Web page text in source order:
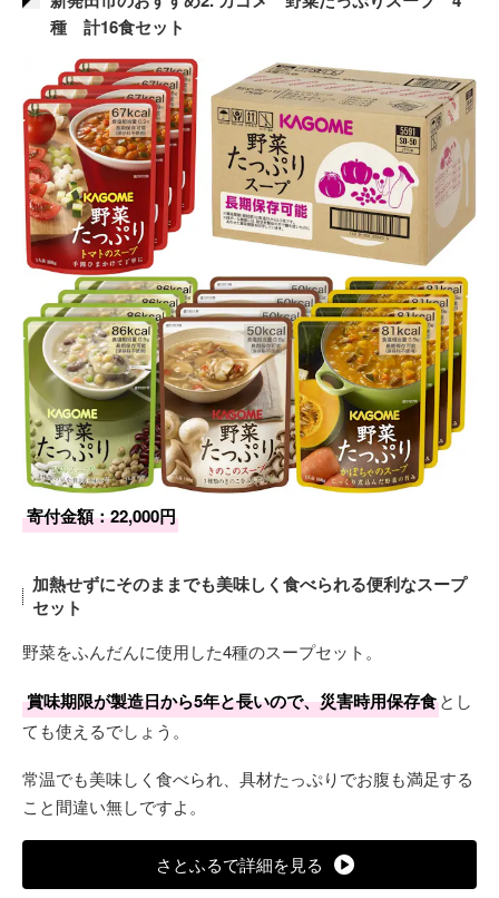
種 計16食セット
寄付金額：22,000円
加熱せずにそのままでも美味しく食べられる便利なスープ
セット
野菜をふんだんに使用した4種のスープセット。
賞味期限が製造日から5年と長いので、災害時用保存食とし
ても使えるでしょう。
常温でも美味しく食べられ、具材たっぷりでお腹も満足する
こと間違い無しですよ。
さとふるで詳細を見る